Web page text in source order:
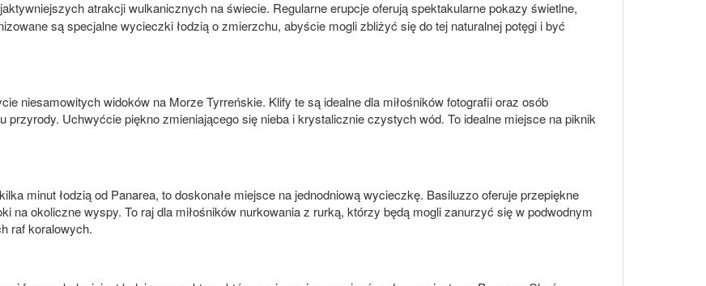
atrakcji wulkanicznych na świecie. Regularne erupcje oferują spektakularne pokazy świetlne,
są specjalne wycieczki łodzią o zmierzchu, abyście mogli zbliżyć się do tej naturalnej potęgi i być
niesamowitych widoków na Morze Tyrreńskie. Klify te są idealne dla miłośników fotografii oraz osób
Uchwyćcie piękno zmieniającego się nieba i krystalicznie czystych wód. To idealne miejsce na piknik
minut łodzią od Panarea, to doskonałe miejsce na jednodniową wycieczkę. Basiluzzo oferuje przepiękne
na okoliczne wyspy. To raj dla miłośników nurkowania z rurką, którzy będą mogli zanurzyć się w podwodnym
raf koralowych.